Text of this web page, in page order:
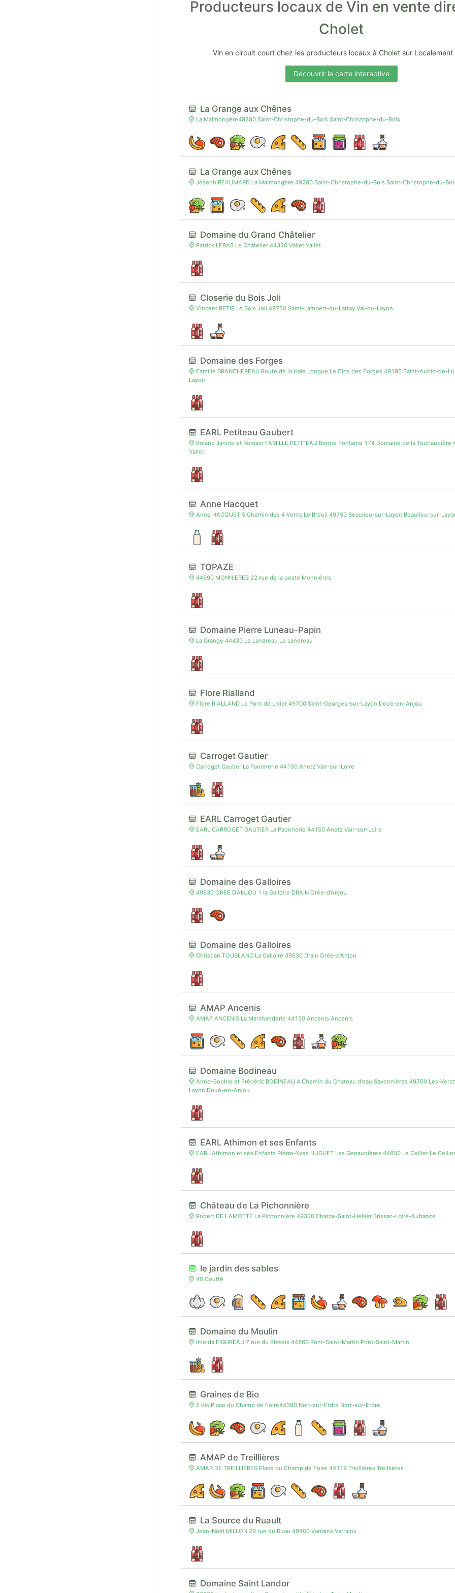
Producteurs locaux de Vin en vente
Cholet
Vin en circuit court chez les producteurs locaux à Cholet sur Localement
Découvrir la carte interactive
La Grange aux Chênes
La Malmongère49280 Saint-Christophe-du-Bois Saint-Christophe-du-Bois
La Grange aux Chênes
Joseph BEAUMARD La Malmongère 49280 Saint-Christophe-du-Bois Saint-Christophe-du-
Domaine du Grand Châtelier
Patrick LEBAS Le Châtelier 44330 Vallet Vallet
Closerie du Bois Joli
Vincent BETIS Le Bois Joli 49750 Saint-Lambert-du-Lattay Val-du-Layon
Domaine des Forges
Famille BRANCHEREAU Route de la Haie Longue Le Clos des Forges 49190 Saint-Aubin-de-
Layon
EARL Petiteau Gaubert
Roland Janine et Romain FAMILLE PETITEAU Bonne Fontaine 174 Domaine de la Tourlaudière
Vallet
Anne Hacquet
Anne HACQUET 5 Chemin des 4 Vents Le Breuil 49750 Beaulieu-sur-Layon Beaulieu-sur-
TOPAZE
44690 MONNIERES 22 rue de la poste Monnières
Domaine Pierre Luneau-Papin
La Grange 44430 Le Landreau Le Landreau
Flore Rialland
Flore RIALLAND Le Pont de Livier 49700 Saint-Georges-sur-Layon Doué-en-Anjou
Carroget Gautier
Carroget Gautier La Paonnerie 44150 Anetz Vair-sur-Loire
EARL Carroget Gautier
EARL CARROGET GAUTIER La Paonnerie 44150 Anetz Vair-sur-Loire
Domaine des Galloires
49530 OREE D'ANJOU 1 la Galloire DRAIN Orée-d'Anjou
Domaine des Galloires
Christian TOUBLANC La Galloire 49530 Drain Orée-d'Anjou
AMAP Ancenis
AMAP ANCENIS La Marchanderie 44150 Ancenis Ancenis
Domaine Bodineau
Anne-Sophie et Frédéric BODINEAU 4 Chemin du Chateau d'eau Savonnières 49700 Les-
Layon Doué-en-Anjou
EARL Athimon et ses Enfants
EARL Athimon et ses Enfants Pierre-Yves HUGUET Les Genaudières 44850 Le Cellier Le
Château de La Pichonnière
Robert DE LAMOTTE La Pichonnière 49320 Charce-Saint-Hellier Brissac-Loire-Aubance
le jardin des sables
40 Couffé
Domaine du Moulin
Imelda FIGUREAU 7 rue du Plessis 44860 Pont-Saint-Martin Pont-Saint-Martin
Graines de Bio
5 bis Place du Champ de Foire44390 Nort-sur-Erdre Nort-sur-Erdre
AMAP de Treillières
AMAP DE TREILLIÈRES Place du Champ de Foire 44119 Treillières Treillières
La Source du Ruault
Jean-Noël MILLON 29 rue du Ruau 49400 Varrains Varrains
Domaine Saint Landor